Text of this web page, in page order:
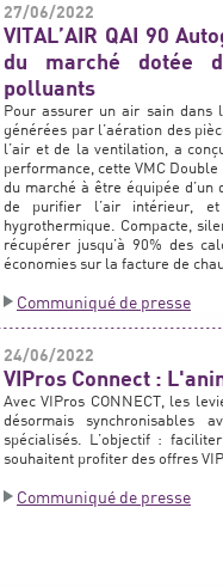
27/06/2022
VITAL’AIR QAI 90
du marché dotée
polluants
Pour assurer un air sain dans
générées par l’aération des
l’air et de la ventilation, a
performance, cette VMC
du marché à être équipée
de purifier l’air intérieur,
hygrothermique. Compacte,
récupérer jusqu’à 90% des
économies sur la facture de
Communiqué de presse
24/06/2022
VIPros Connect :
Avec VIPros CONNECT, les
désormais synchronisables
spécialisés. L’objectif :
souhaitent profiter des offres
Communiqué de presse